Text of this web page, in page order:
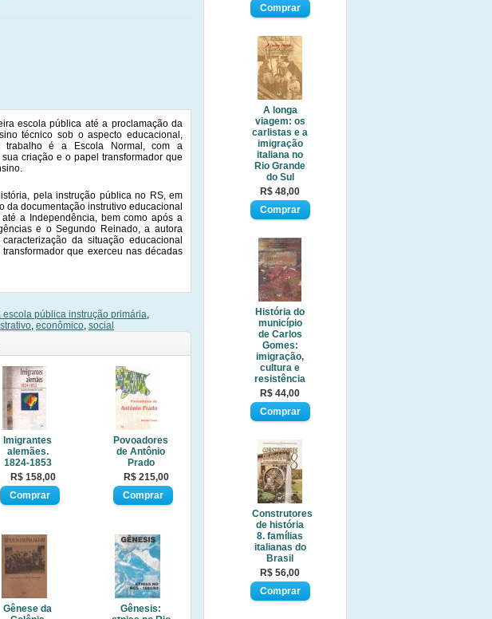
A longa
viagem: os
carlistas e a
imigração
italiana no
Rio Grande
do Sul
R$ 48,00
História do
município
de Carlos
Gomes:
imigração,
cultura e
resistência
R$ 44,00
Construtores
de história
8. famílias
italianas do
Brasil
R$ 56,00
escola pública até a proclamação da
técnico sob o aspecto educacional,
trabalho é a Escola Normal, com a
criação e o papel transformador que
pela instrução pública no RS, em
da documentação instrutivo educacional
a Independência, bem como após a
e o Segundo Reinado, a autora
da situação educacional
que exerceu nas décadas
escola pública instrução primária,
, econômico, social
Imigrantes
alemães.
1824-1853
R$ 158,00
Povoadores
de Antônio
Prado
R$ 215,00
Gênese da
Gênesis: